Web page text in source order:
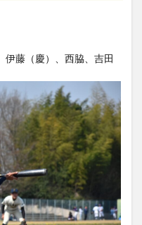
伊藤（慶）、西脇、吉田